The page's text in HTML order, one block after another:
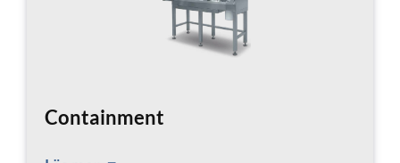
Containment